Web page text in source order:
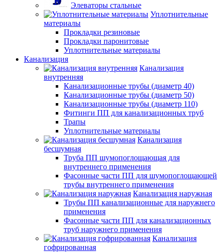
Элеваторы стальные
Уплотнительные
материалы
Прокладки резиновые
Прокладки паронитовые
Уплотнительные материалы
Канализация
Канализация
внутренняя
Канализационные трубы (диаметр 40)
Канализационные трубы (диаметр 50)
Канализационные трубы (диаметр 110)
Фитинги ПП для канализационных труб
Трапы
Уплотнительные материалы
Канализация
бесшумная
Труба ПП шумопоглощающая для
внутреннего применения
Фасонные части ПП для шумопоглощающей
трубы внутреннего применения
Канализация наружная
Трубы ПП канализационные для наружнего
применения
Фасонные части ПП для канализационных
труб наружнего применения
Канализация
гофрированная